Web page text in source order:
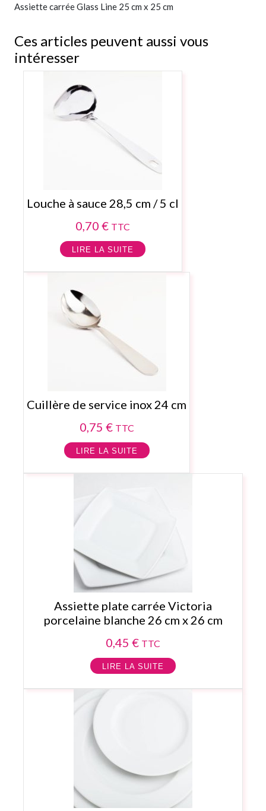
Assiette carrée Glass Line 25 cm x 25 cm
Ces articles peuvent aussi vous
intéresser
Louche à sauce 28,5 cm / 5 cl
0,70 € TTC
LIRE LA SUITE
Cuillère de service inox 24 cm
0,75 € TTC
LIRE LA SUITE
Assiette plate carrée Victoria
porcelaine blanche 26 cm x 26 cm
0,45 € TTC
LIRE LA SUITE